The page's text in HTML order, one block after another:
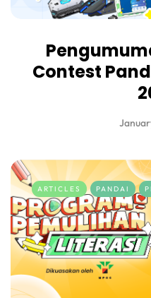
Contest
ARTICLES PANDAI